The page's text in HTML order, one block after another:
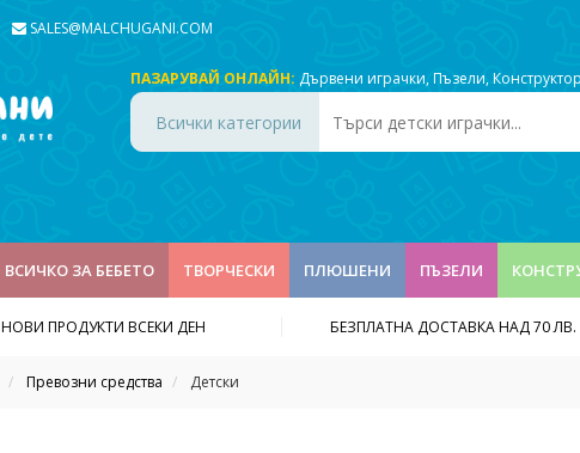
SALES@MALCHUGANI.COM
ПАЗАРУВАЙ ОНЛАЙН: Дървени играчки,Пъзели,
Всички категории
ВСИЧКО ЗА БЕБЕТО ТВОРЧЕСКИ ПЛЮШЕНИ ПЪЗЕЛИ
НОВИ ПРОДУКТИ ВСЕКИ ДЕН БЕЗПЛАТНА ДОСТАВКА НАД 70 ЛВ.
Превозни средства Детски